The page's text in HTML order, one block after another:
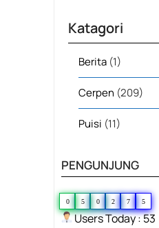
Katagori
Berita(1)
Cerpen (209)
Puisi (11)
PENGUNJUNG
0 5 0 2 7 5
Users Today : 53